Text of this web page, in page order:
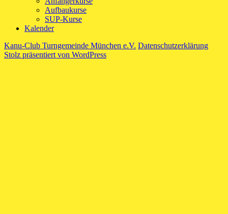
Aufbaukurse
SUP-Kurse
Kalender
Kanu-Club Turngemeinde München e.V. Datenschutzerklärung
Stolz präsentiert von WordPress